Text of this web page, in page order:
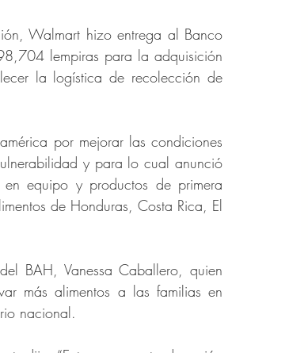
Walmart hizo entrega al Banco
lempiras para la adquisición
la logística de recolección de
por mejorar las condiciones
y para lo cual anunció
equipo y productos de primera
de Honduras, Costa Rica, El
BAH, Vanessa Caballero, quien
más alimentos a las familias en
nacional.